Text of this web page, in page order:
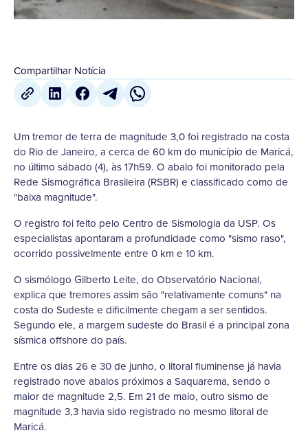
Compartilhar Notícia
Um tremor de terra de magnitude 3,0 foi registrado na costa
do Rio de Janeiro, a cerca de 60 km do município de Maricá,
no último sábado (4), às 17h59. O abalo foi monitorado pela
Rede Sismográfica Brasileira (RSBR) e classificado como de
"baixa magnitude".
O registro foi feito pelo Centro de Sismologia da USP. Os
especialistas apontaram a profundidade como "sismo raso",
ocorrido possivelmente entre 0 km e 10 km.
O sismólogo Gilberto Leite, do Observatório Nacional,
explica que tremores assim são "relativamente comuns" na
costa do Sudeste e dificilmente chegam a ser sentidos.
Segundo ele, a margem sudeste do Brasil é a principal zona
sísmica offshore do país.
Entre os dias 26 e 30 de junho, o litoral fluminense já havia
registrado nove abalos próximos a Saquarema, sendo o
maior de magnitude 2,5. Em 21 de maio, outro sismo de
magnitude 3,3 havia sido registrado no mesmo litoral de
Maricá.